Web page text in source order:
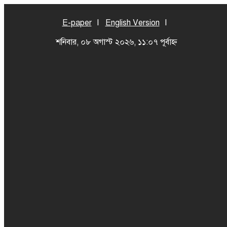
E-paper
English Version
শনিবার, ০৮ অগাস্ট ২০২৬, ১১:০৭ পূর্বাহ্ন